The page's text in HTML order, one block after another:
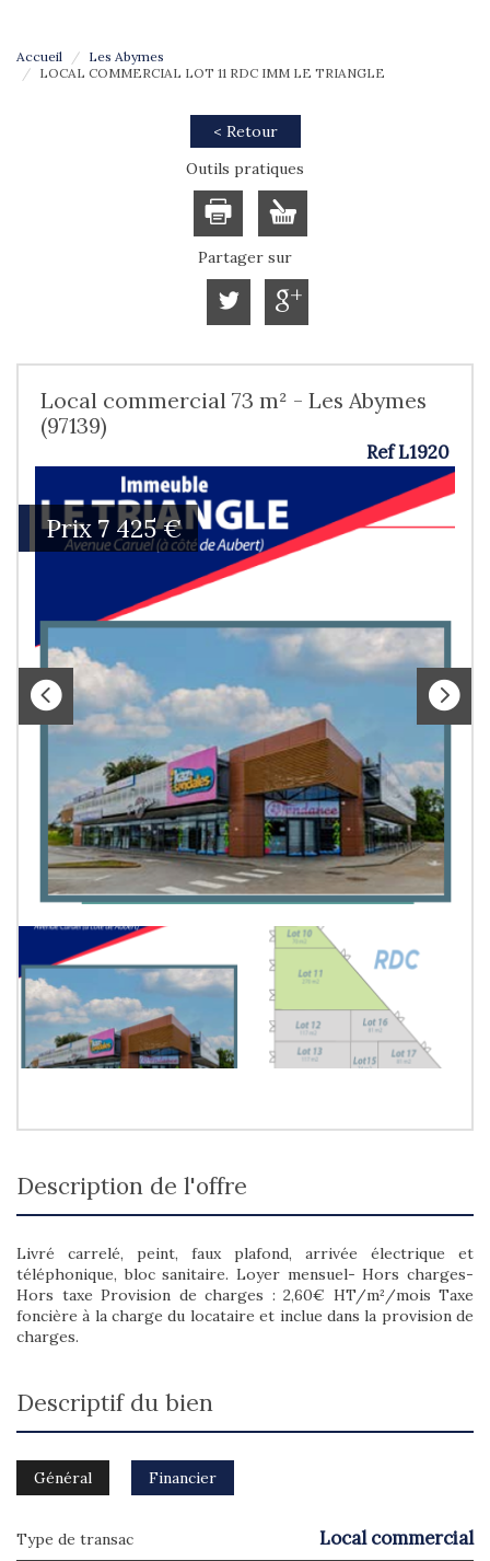
Accueil
Les Abymes
LOCAL COMMERCIAL LOT 11 RDC IMM LE TRIANGLE
< Retour
Outils pratiques
Partager sur
Local commercial 73 m² - Les Abymes
(97139)
Ref L1920
Prix 7 425 €
description de l'offre
Livré carrelé, peint, faux plafond, arrivée électrique et
téléphonique, bloc sanitaire. Loyer mensuel- Hors charges-
Hors taxe Provision de charges : 2,60€ HT/m²/mois Taxe
foncière à la charge du locataire et inclue dans la provision de
charges.
descriptif du bien
Général Financier
Type de transac Local commercial